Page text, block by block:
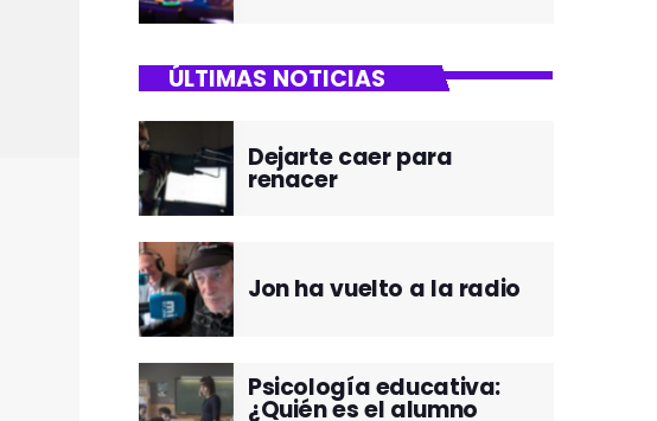
ÚLTIMAS NOTICIAS
Dejarte caer para
renacer
Jon ha vuelto a la radio
Psicología educativa:
¿Quién es el alumno